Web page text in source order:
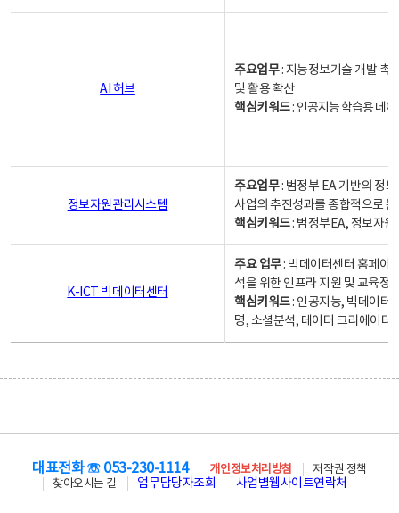
AI 허브
주요업무: 지능정보기술 개발 촉
및 활용 확산
핵심키워드: 인공지능 학습용 데
정보자원관리시스템
주요업무: 범정부 EA 기반의 정
사업의 추진성과를 종합적으로
핵심키워드: 범정부EA, 정보자
K-ICT 빅데이터센터
주요 업무: 빅데이터센터 홈페이
석을 위한 인프라 지원 및 교육정
핵심키워드: 인공지능, 빅데이터,
명, 소셜분석, 데이터 크리에이터
대표전화 ☏ 053-230-1114 개인정보처리방침
저작권 정책
찾아오시는 길
업무담당자조회 사업별웹사이트연락처